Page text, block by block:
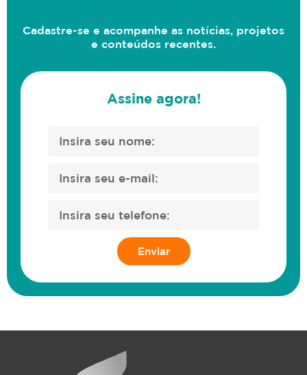
Cadastre-se e acompanhe as notícias, projetos
e conteúdos recentes.
Assine agora!
Enviar